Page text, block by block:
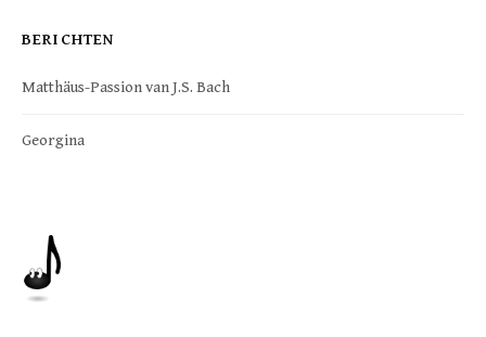
BERICHTEN
Matthäus-Passion van J.S. Bach
Georgina